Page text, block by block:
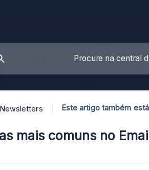
Newsletters Este artigo também
mais comuns no